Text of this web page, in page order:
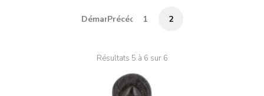
DémarrerPrécédent
1 2
Résultats 5 à 6 sur 6